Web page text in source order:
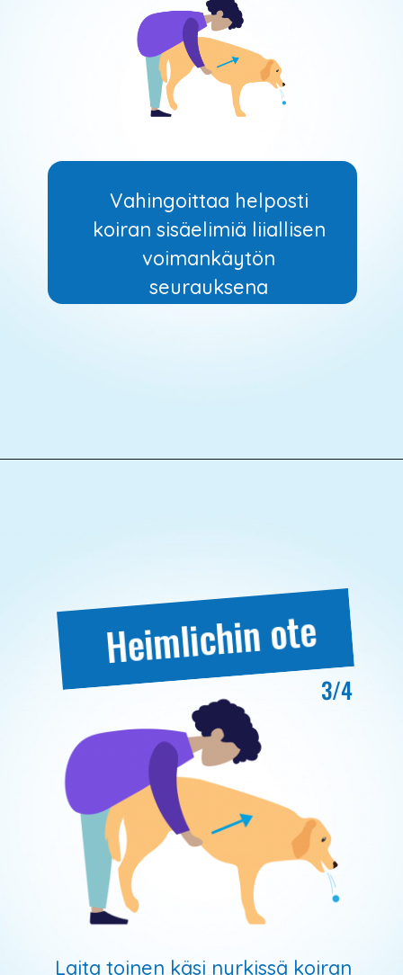
Vahingoittaa helposti
koiran sisäelimiä liiallisen
voimankäytön
seurauksena
Laita toinen käsi nyrkissä koiran
Heimlichin ote
3/4